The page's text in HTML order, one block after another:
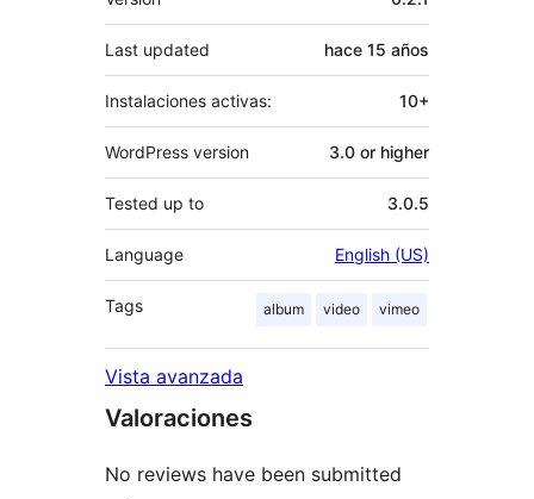
Last updated hace 15 años
Instalaciones activas: 10+
WordPress version 3.0 or higher
Tested up to 3.0.5
Language English (US)
Tags album video vimeo
Vista avanzada
Valoraciones
No reviews have been submitted